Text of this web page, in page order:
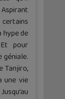
Aspirant
hype de
pour
Tanjiro,
une vie